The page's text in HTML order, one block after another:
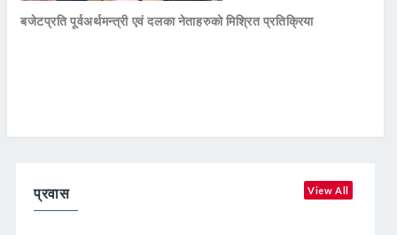
बजेटप्रति पूर्वअर्थमन्त्री एवं दलका नेताहरुको मिश्रित प्रतिक्रिया
प्रवास View All